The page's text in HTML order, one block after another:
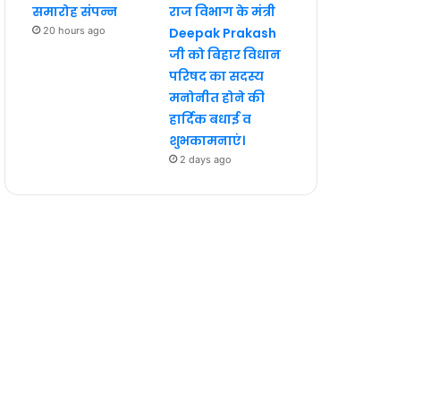
समारोह संपन्न
20 hours ago
राज विभाग के मंत्री
Deepak Prakash
जी को बिहार विधान
परिषद का सदस्य
मनोनीत होने की
हार्दिक बधाई व
शुभकामनाएं।
2 days ago